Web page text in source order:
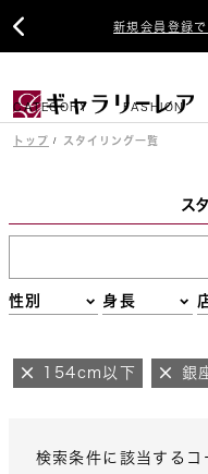
新規会員登録

CATEGORY FASHION
トップ スタイリング一覧
ス
性別 身長
154cm以下 銀
検索条件に該当するコ